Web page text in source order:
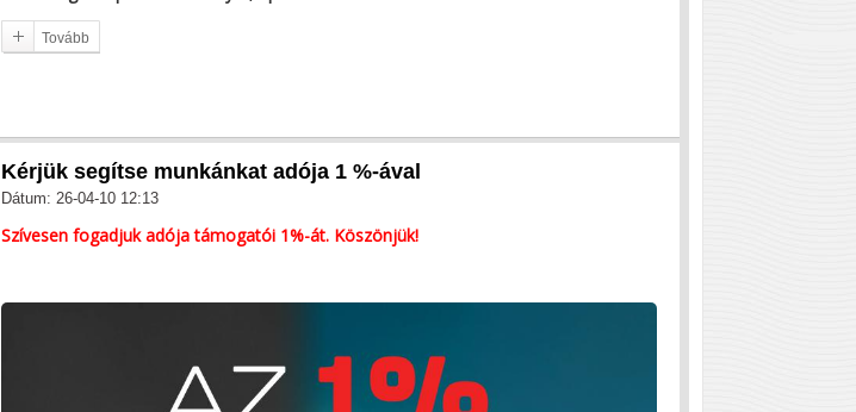
Tovább
Kérjük segítse munkánkat adója 1 %-ával
Dátum: 26-04-10 12:13
Szívesen fogadjuk adója támogatói 1%-át. Köszönjük!